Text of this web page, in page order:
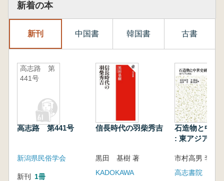
新着の本
新刊 中国書 韓国書 古書
高志路 第
441号
高志路 第441号
新潟県民俗学会
新刊 1冊
信長時代の羽柴秀吉
黒田 基樹 著
KADOKAWA
石造物と中世
: 東アジアと
高志書院